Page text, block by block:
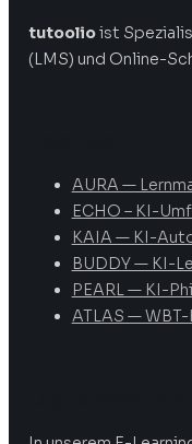
tutoolioist
(LMS) und Online-
AURA —
ECHO – KI-
KAIA — KI-
BUDDY — KI-
PEARL — KI-
ATLAS —